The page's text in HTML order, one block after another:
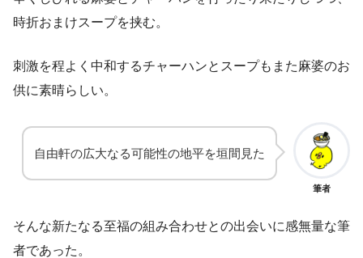
時折おまけスープを挟む。
刺激を程よく中和するチャーハンとスープもまた麻婆のお
供に素晴らしい。
筆者
自由軒の広大なる可能性の地平を垣間見た
そんな新たなる至福の組み合わせとの出会いに感無量な筆
者であった。